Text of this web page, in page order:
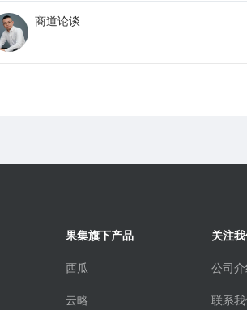
商道论谈
果集旗下产品
西瓜
云略
关注
公司
联系